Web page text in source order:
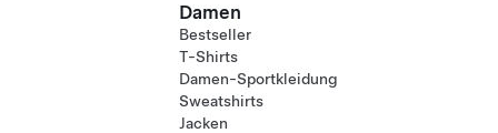
Damen
Bestseller
T-Shirts
Damen-Sportkleidung
Sweatshirts
Jacken